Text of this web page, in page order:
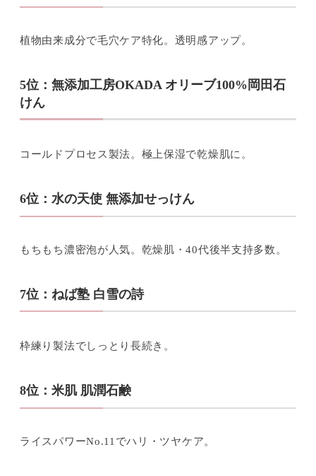
植物由来成分で毛穴ケア特化。透明感アップ。
5位：無添加工房OKADA オリーブ100%岡田石
けん
コールドプロセス製法。極上保湿で乾燥肌に。
6位：水の天使 無添加せっけん
もちもち濃密泡が人気。乾燥肌・40代後半支持多数。
7位：ねば塾 白雪の詩
枠練り製法でしっとり長続き。
8位：米肌 肌潤石鹸
ライスパワーNo.11でハリ・ツヤケア。